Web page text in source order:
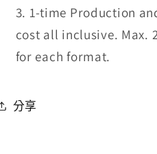
1-time Production
cost all inclusive. Max.
for each format.
分享